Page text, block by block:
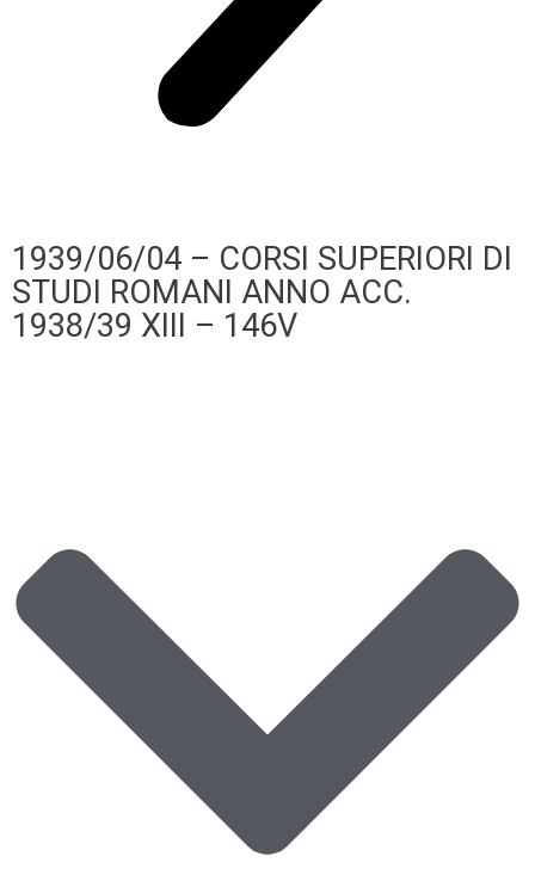
1939/06/04 – CORSI SUPERIORI DI
STUDI ROMANI ANNO ACC.
1938/39 XIII – 146V